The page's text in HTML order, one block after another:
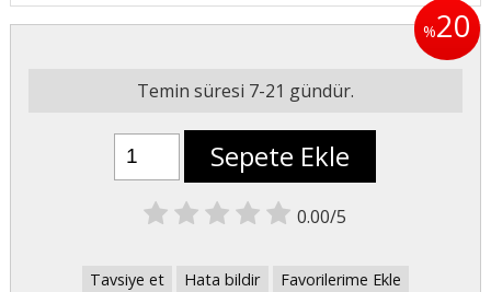
%20
Temin süresi 7-21 gündür.
Sepete Ekle
0.00/5
Tavsiye et Hata bildir Favorilerime Ekle